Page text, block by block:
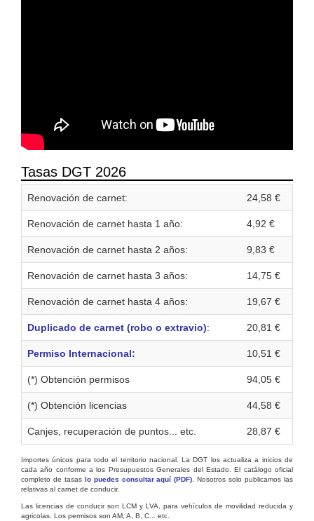
Tasas DGT 2026
Renovación de carnet: 24,58 €
Renovación de carnet hasta 1 año: 4,92 €
Renovación de carnet hasta 2 años: 9,83 €
Renovación de carnet hasta 3 años: 14,75 €
Renovación de carnet hasta 4 años: 19,67 €
Duplicado de carnet (robo o extravio): 20,81 €
Permiso Internacional: 10,51 €
(*) Obtención permisos 94,05 €
(*) Obtención licencias 44,58 €
Canjes, recuperación de puntos... etc. 28,87 €
Importes únicos para todo el territorio nacional. La DGT los actualiza a inicios de
cada año conforme a los Presupuestos Generales del Estado. El catálogo oficial
completo de tasas lo puedes consultar aquí (PDF). Nosotros solo publicamos las
relativas al carnet de conducir.
Las licencias de conducir son LCM y LVA, para vehículos de movilidad reducida y
agricolas. Los permisos son AM, A, B, C... etc.